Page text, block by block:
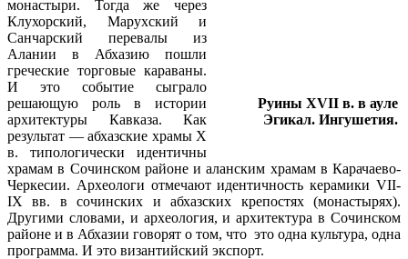
Руины XVII в. в ауле
Эгикал. Ингушетия.
монастыри. Тогда же через
Клухорский, Марухский и
Санчарский перевалы из
Алании в Абхазию пошли
греческие торговые караваны.
И это событие сыграло
решающую роль в истории
архитектуры Кавказа. Как
результат — абхазские храмы X
в. типологически идентичны
храмам в Сочинском районе и аланским храмам в Карачаево-
Черкесии. Археологи отмечают идентичность керамики VII-
IX вв. в сочинских и абхазских крепостях (монастырях).
Другими словами, и археология, и архитектура в Сочинском
районе и в Абхазии говорят о том, что это одна культура, одна
программа. И это византийский экспорт.